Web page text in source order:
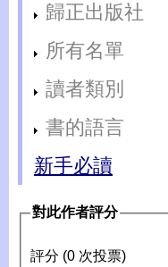
歸正出版社
所有名單
讀者類別
書的語言
新手必讀
對此作者評分
評分 (0 次投票)